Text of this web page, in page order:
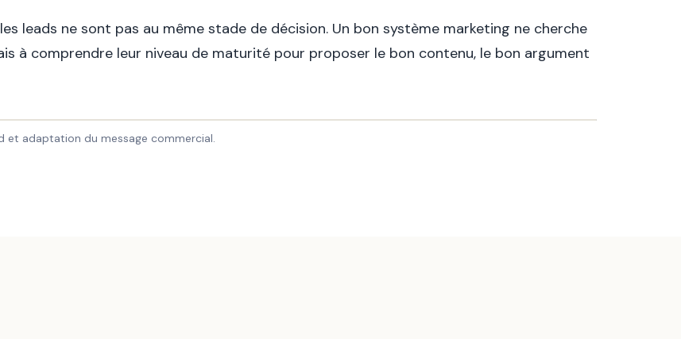
leads ne sont pas au même stade de décision. Un bon système marketing ne cherche
à comprendre leur niveau de maturité pour proposer le bon contenu, le bon argument
et adaptation du message commercial.